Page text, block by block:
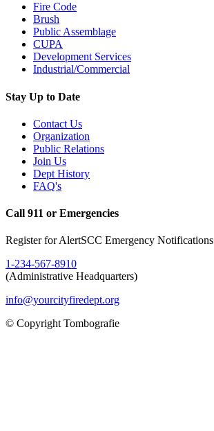
Fire Code
Brush
Public Assemblage
CUPA
Development Services
Industrial/Commercial
Stay Up to Date
Contact Us
Organization
Public Relations
Join Us
Dept History
FAQ's
Call 911 or Emergencies
Register for AlertSCC Emergency Notifications
1-234-567-8910
(Administrative Headquarters)
info@yourcityfiredept.org
© Copyright Tombografie